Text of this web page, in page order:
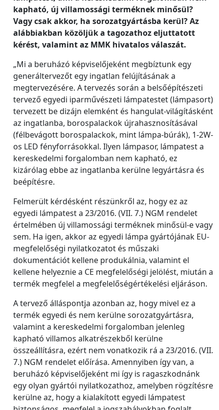
kapható, új villamossági terméknek minősül?
Vagy csak akkor, ha sorozatgyártásba kerül? Az
alábbiakban közöljük a tagozathoz eljuttatott
kérést, valamint az MMK hivatalos válaszát.
„Mi a beruházó képviselőjeként megbíztunk egy
generáltervezőt egy ingatlan felújításának a
megtervezésére. A tervezés során a belsőépítészeti
tervező egyedi iparművészeti lámpatestet (lámpasort)
tervezett be dizájn elemként és hangulat-világításként
az ingatlanba, borospalackok újrahasznosításával
(félbevágott borospalackok, mint lámpa-búrák), 1-2W-
os LED fényforrásokkal. Ilyen lámpasor, lámpatest a
kereskedelmi forgalomban nem kapható, ez
kizárólag ebbe az ingatlanba kerülne legyártásra és
beépítésre.
Felmerült kérdésként részünkről az, hogy ez az
egyedi lámpatest a 23/2016. (VII. 7.) NGM rendelet
értelmében új villamossági terméknek minősül-e vagy
sem. Ha igen, akkor az egyedi lámpa gyártójának EU-
megfelelőségi nyilatkozatot és műszaki
dokumentációt kellene produkálnia, valamint el
kellene helyeznie a CE megfelelőségi jelölést, miután a
termék megfelel a megfelelőségértékelési eljáráson.
A tervező álláspontja azonban az, hogy mivel ez a
termék egyedi és nem kerülne sorozatgyártásra,
valamint a kereskedelmi forgalomban jelenleg
kapható villamos alkatrészekből kerülne
összeállításra, ezért nem vonatkozik rá a 23/2016. (VII.
7.) NGM rendelet előírása. Amennyiben így van, a
beruházó képviselőjeként mi így is ragaszkodnánk
egy olyan gyártói nyilatkozathoz, amelyben rögzítésre
kerülne az, hogy a kialakított egyedi lámpatest